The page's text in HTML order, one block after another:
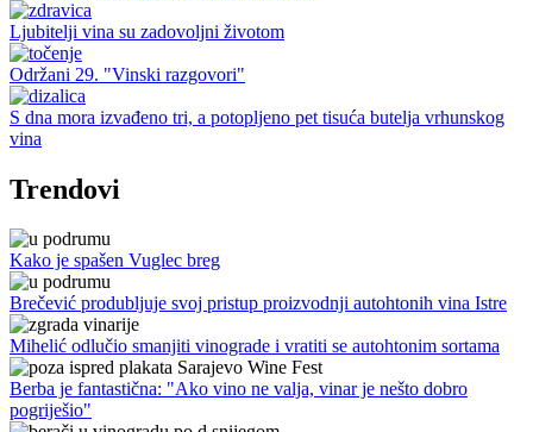
Ljubitelji vina su zadovoljni životom
Održani 29. "Vinski razgovori"
S dna mora izvađeno tri, a potopljeno pet tisuća butelja vrhunskog
vina
Trendovi
Kako je spašen Vuglec breg
Brečević produbljuje svoj pristup proizvodnji autohtonih vina Istre
Mihelić odlučio smanjiti vinograde i vratiti se autohtonim sortama
Berba je fantastična: "Ako vino ne valja, vinar je nešto dobro
pogriješio"